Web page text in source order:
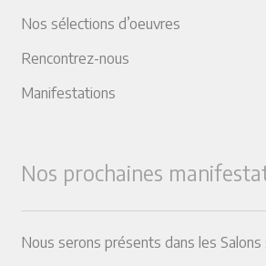
Nos sélections d’oeuvres
Rencontrez-nous
Manifestations
Nos prochaines
Nous serons présents dans les Salons